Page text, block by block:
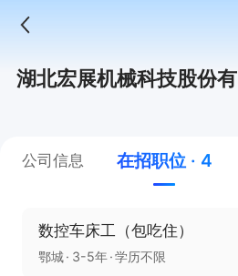
湖北宏展机械科技股份
公司信息 在招职位 · 4
数控车床工（包吃住）
鄂城 3-5年 学历不限